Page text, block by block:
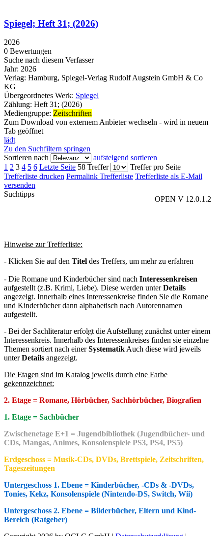
Spiegel; Heft 31; (2026)
2026
0 Bewertungen
Suche nach diesem Verfasser
Jahr: 2026
Verlag: Hamburg, Spiegel-Verlag Rudolf Augstein GmbH & Co
KG
Übergeordnetes Werk: Spiegel
Zählung: Heft 31; (2026)
Mediengruppe: Zeitschriften
Zum Download von externem Anbieter wechseln - wird in neuem
Tab geöffnet
lädt
Zu den Suchfiltern springen
Sortieren nach
aufsteigend sortieren
1 2 3 4 5 6 Letzte Seite 58 Treffer
Treffer pro Seite
Trefferliste drucken Permalink Trefferliste Trefferliste als E-Mail
versenden
OPEN V 12.0.1.2
Suchtipps
Hinweise zur Trefferliste:
- Klicken Sie auf den Titel des Treffers, um mehr zu erfahren
- Die Romane und Kinderbücher sind nach Interessenkreisen
aufgestellt (z.B. Krimi, Liebe). Diese werden unterDetails
angezeigt. Innerhalb eines Interessenkreise finden Sie die Romane
und Kinderbücher dann alphabetisch nach Autorennamen
aufgestellt.
- Bei der Sachliteratur erfolgt die Aufstellung zunächst unter einem
Interessenkreis. Innerhalb des Interessenkreises finden sie einzelne
Themen sortiert nach einerSystematik Auch diese wird jeweils
unterDetails angezeigt.
Die Etagen sind im Katalog jeweils durch eine Farbe
gekennzeichnet:
2. Etage = Romane, Hörbücher, Sachhörbücher, Biografien
1. Etage = Sachbücher
Zwischenetage E+1 = Jugendbibliothek (Jugendbücher- und
CDs, Mangas, Animes, Konsolenspiele PS3, PS4, PS5)
Erdgeschoss = Musik-CDs, DVDs, Brettspiele, Zeitschriften,
Tageszeitungen
Untergeschoss 1. Ebene = Kinderbücher, -CDs & -DVDs,
Tonies, Kekz, Konsolenspiele (Nintendo-DS, Switch, Wii)
Untergeschoss 2. Ebene = Bilderbücher, Eltern und Kind-
Bereich (Ratgeber)